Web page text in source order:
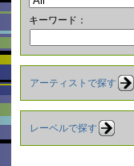
キーワード：
アーティストで探す
レーベルで探す